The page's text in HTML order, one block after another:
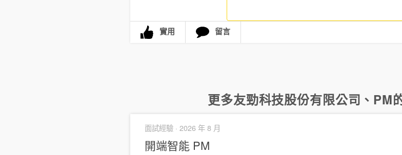
實用 留言
更多友勁科技股份有限公司 、 PM
面試經驗 · 2026 年 8 月
開端智能 PM